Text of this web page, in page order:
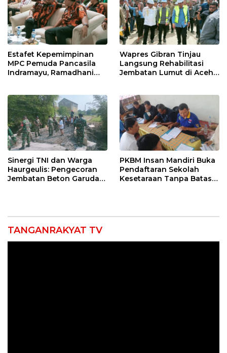
Estafet Kepemimpinan
MPC Pemuda Pancasila
Indramayu, Ramadhani
Muscablub
Wapres Gibran Tinjau
Langsung Rehabilitasi
Jembatan Lumut di Aceh
Sinergi TNI dan Warga
Haurgeulis: Pengecoran
Jembatan Beton Garuda
PKBM Insan Mandiri Buka
Pendaftaran Sekolah
Kesetaraan Tanpa Batas
TANGANRAKYAT TV